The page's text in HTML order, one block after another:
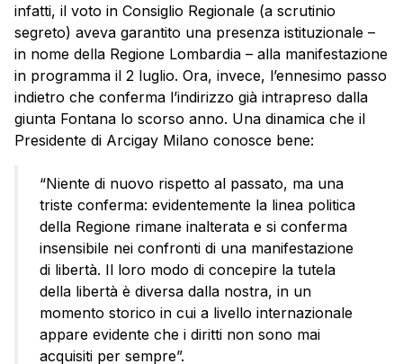
infatti, il voto in Consiglio Regionale (a scrutinio
segreto) aveva garantito una presenza istituzionale –
in nome della Regione Lombardia – alla manifestazione
in programma il 2 luglio. Ora, invece, l’ennesimo passo
indietro che conferma l’indirizzo già intrapreso dalla
giunta Fontana lo scorso anno. Una dinamica che il
Presidente di Arcigay Milano conosce bene:
“Niente di nuovo rispetto al passato, ma una
triste conferma: evidentemente la linea politica
della Regione rimane inalterata e si conferma
insensibile nei confronti di una manifestazione
di libertà. Il loro modo di concepire la tutela
della libertà è diversa dalla nostra, in un
momento storico in cui a livello internazionale
appare evidente che i diritti non sono mai
acquisiti per sempre”.